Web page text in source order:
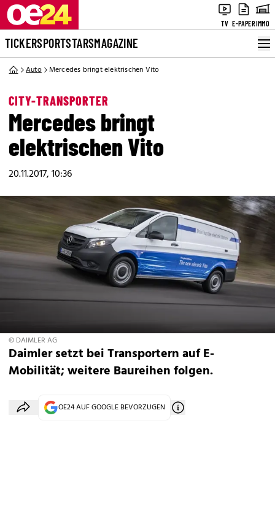
TV E-PAPERIMMO
TICKERSPORTSTARSMAGAZINE
Auto Mercedes bringt elektrischen Vito
CITY-TRANSPORTER
Mercedes bringt
elektrischen Vito
20.11.2017, 10:36
© DAIMLER AG
Daimler setzt bei Transportern auf E-
Mobilität; weitere Baureihen folgen.
OE24 AUF GOOGLE BEVORZUGEN